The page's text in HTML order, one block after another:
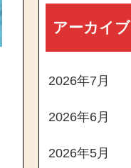
アーカイブ
2026年7月
2026年6月
2026年5月